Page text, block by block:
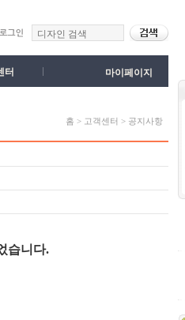
터 마이페이지
홈 > 고객센터 > 공지사항
습니다.